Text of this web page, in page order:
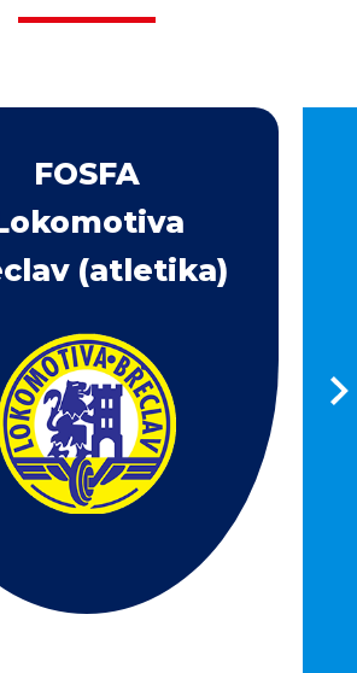
FOSFA
(atletika)